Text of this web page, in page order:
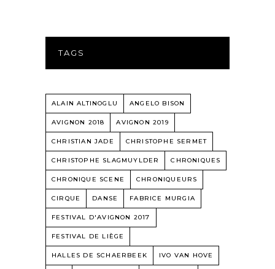
TAGS
ALAIN ALTINOGLU ANGELO BISON
AVIGNON 2018 AVIGNON 2019
CHRISTIAN JADE CHRISTOPHE SERMET
CHRISTOPHE SLAGMUYLDER CHRONIQUES
CHRONIQUE SCENE CHRONIQUEURS
CIRQUE DANSE FABRICE MURGIA
FESTIVAL D'AVIGNON 2017
FESTIVAL DE LIÈGE
HALLES DE SCHAERBEEK IVO VAN HOVE